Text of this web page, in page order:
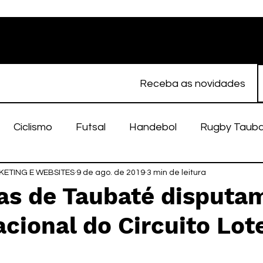
Receba as novidades
Ciclismo Futsal Handebol Rugby
Feminino Atletismo EC Taubaté
Taubaté Fut7 Rugby Fut7
de Taubaté
do Circuito
E WEBSITES 9 de ago. de 2019 3 min de leitura